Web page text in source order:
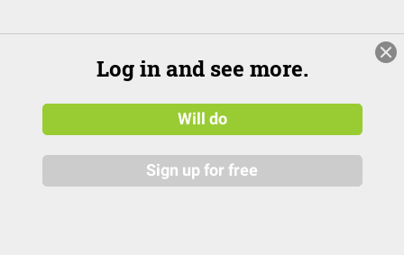
Log in and see more.
Will do
Sign up for free